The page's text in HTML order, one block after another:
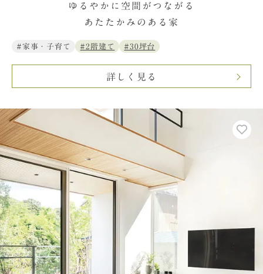
ゆるやかに空間がつながる
あたたかみのある家
#家事・子育て #2階建て #30坪台
詳しく見る